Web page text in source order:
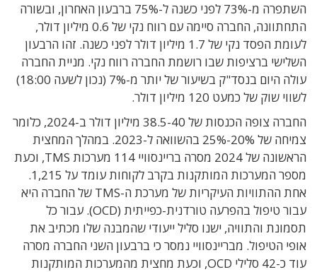
השתפרה מ-73% לפני כשנה ל-75% ברבעון האחרון, ובשורה
התחתוונה, החברה סיימה עם רווח נקי של 0.6 מיליון דולר,
לעומת הפסד נקי של 1.7 מיליון דולר לפני כשנה. זהו הרבעון
השלישי ברציפות שבו רושמת החברה רווח נקי. מניית החברה
עולה היום בנסד"ק בשיעור של יותר מ-7% (נכון לשעה 18:00)
לשווי שוק של כמעט 120 מיליון דולר.
החברה צופה הכנסות של 38.5-40 מיליון דולר ב-2024, כלומר
צמיחה של 20%-25% בהשוואה ל-2023. במהלך המחצית
הראשונה של 2024 מסרה בריינסוויי 114 מערכות TMS, וכעת
מספר המערכות המותקנות בקרב לקוחות עומד על 1,215.
אחת ההתוויות העיקריות של מערכת ה-TMS של החברה היא
עבור טיפול בהפרעה טורדנית-כפייתית (OCD). עבור כל
תסמונת והתוויה, ישנו סליל ייעודי שהמבנה שלו מכתיב את
אופי הטיפול. מבריינסוויי נמסר כי ברבעון השני החברה מסרה
עוד כ-42 סלילי OCD, וכעת מחצית מהמערכות המותקנות